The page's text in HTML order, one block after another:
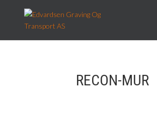
RECON-MUR